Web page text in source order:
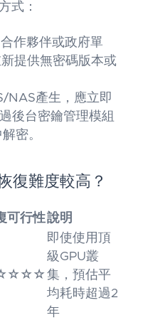
式：
作夥伴或政府單
提供無密碼版本或
NAS產生，應立即
後台密鑰管理模組
密。
復難度較高？
可行性說明
即使使用頂
級GPU叢
集，預估平
均耗時超過2
年